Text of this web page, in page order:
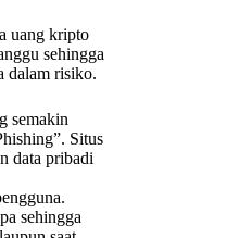
uang kripto
sehingga
dalam risiko.
semakin
Situs
data pribadi
sehingga